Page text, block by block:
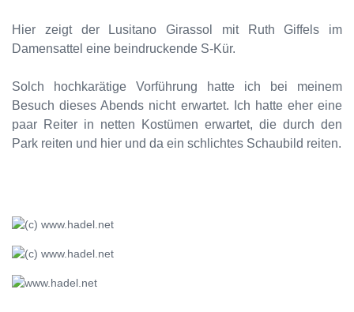
Hier zeigt der Lusitano Girassol mit Ruth Giffels im
Damensattel eine beindruckende S-Kür.
Solch hochkarätige Vorführung hatte ich bei meinem
Besuch dieses Abends nicht erwartet. Ich hatte eher eine
paar Reiter in netten Kostümen erwartet, die durch den
Park reiten und hier und da ein schlichtes Schaubild reiten.